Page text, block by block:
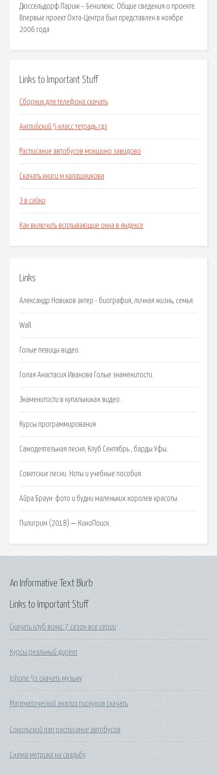
Дюссельдорф Париж – Бенилюкс. Общие сведения о проекте.
Впервые проект Охта-Центра был представлен в ноябре
2006 года
Links to Important Stuff
Сборник для телефона скачать
Английский 5 класс тетрадь гдз
Расписание автобусов мокшино завидово
Скачать книги м калашникова
Э в сайко
Как включить всплывающие окна в яндексе
Links
Александр Новиков актер - биография, личная жизнь, семья.
Wall.
Голые певицы видео.
Голая Анастасия Иванова Голые знаменитости.
Знаменитости в купальниках видео.
Курсы программирования
Самодеятельная песня, Клуб Сентябрь , барды Уфы.
Советские песни. Ноты и учебные пособия.
Айра Браун: фото и будни маленьких королев красоты.
Пилигрим (2018) — КиноПоиск.
Links to Important Stuff
Скачать клуб винкс 7 сезон все серии
Курсы реальный директ
Iphone 5s скачать музыку
Математический анализ пискунов скачать
Сокольский пап расписание автобусов
Схема метрика на свадьбу
An Informative Text Blurb